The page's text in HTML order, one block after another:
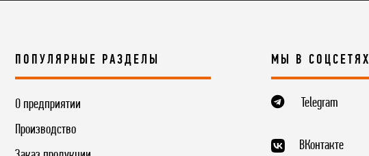
ПОПУЛЯРНЫЕ РАЗДЕЛЫ
О предприятии
Производство
МЫ В СОЦСЕТЯХ
Telegram
ВКонтакте